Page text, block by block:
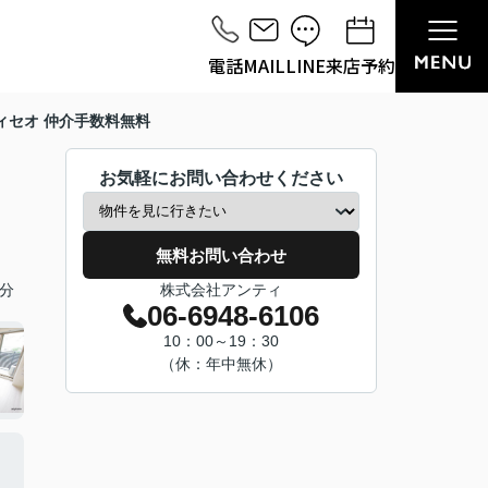
電話MAILLINE来店予約
セオ 仲介手数料無料
お気軽にお問い合わせください
無料お問い合わせ
株式会社アンティ
06-6948-6106
10：00～19：30
（休：年中無休）